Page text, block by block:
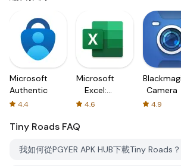
Microsoft
Authenticator
4.4
Microsoft
Excel:
Spreadsheets
4.6
Blackmagic
Camera
4.9
Tiny Roads FAQ
我如何從PGYER APK HUB下載Tiny Roads？